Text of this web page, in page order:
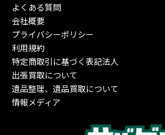
よくある質問
会社概要
プライバシーポリシー
利用規約
特定商取引に基づく表記法人
出張買取について
遺品整理、遺品買取について
情報メディア